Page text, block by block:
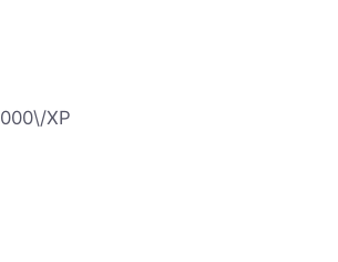
XP